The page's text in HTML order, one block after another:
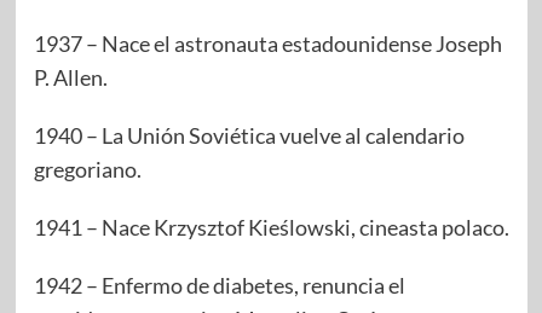
1937 – Nace el astronauta estadounidense Joseph
P. Allen.
1940 – La Unión Soviética vuelve al calendario
gregoriano.
1941 – Nace Krzysztof Kieślowski, cineasta polaco.
1942 – Enfermo de diabetes, renuncia el